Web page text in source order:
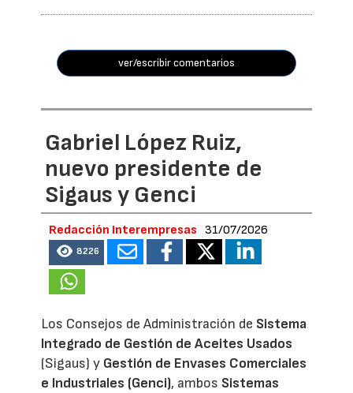
ver/escribir comentarios
Gabriel López Ruiz,
nuevo presidente de
Sigaus y Genci
Redacción Interempresas 31/07/2026
8226
Los Consejos de Administración de Sistema
Integrado de Gestión de Aceites Usados
(Sigaus) y Gestión de Envases Comerciales
e Industriales (Genci), ambos Sistemas